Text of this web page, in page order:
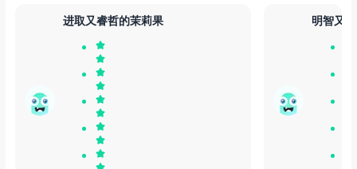
进取又睿哲的茉莉果 明智又